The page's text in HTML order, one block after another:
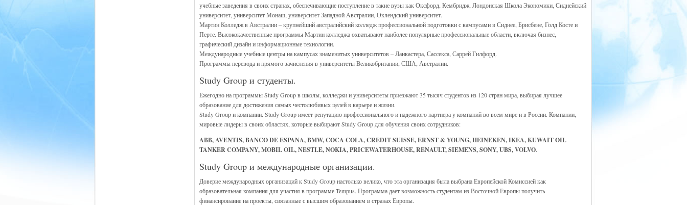
учебные заведения в своих странах, обеспечивающие поступление в такие вузы как Оксфорд, Кембридж, Лондонская Школа Экономики, Сиднейский
университет, университет Монаш, университет Западной Австралии, Оклендский университет.
Мартин Колледж в Австралии – крупнейший австралийский колледж профессиональной подготовки с кампусами в Сиднее, Брисбене, Голд Косте и
Перте. Высококачественные программы Мартин колледжа охватывают наиболее популярные профессиональные области, включая бизнес,
графический дизайн и информационные технологии.
Международные учебные центры на кампусах знаменитых университетов – Ланкастера, Сассекса, Саррей Гилфорд.
Программы перевода и прямого зачисления в университеты Великобритании, США, Австралии.
Study Group и студенты.
Ежегодно на программы Study Group в школы, колледжи и университеты приезжают 35 тысяч студентов из 120 стран мира, выбирая лучшее
образование для достижения самых честолюбивых целей в карьере и жизни.
Study Group и компании. Study Group имеет репутацию профессионального и надежного партнера у компаний во всем мире и в России. Компании,
мировые лидеры в своих областях, которые выбирают Study Group для обучения своих сотрудников:
ABB, AVENTIS, BANCO DE ESPANA, BMW, COCA COLA, CREDIT SUISSE, ERNST & YOUNG, HEINEKEN, IKEA, KUWAIT OIL
TANKER COMPANY, MOBIL OIL, NESTLE, NOKIA, PRICEWATERHOUSE, RENAULT, SIEMENS, SONY, UBS, VOLVO.
Study Group и международные организации.
Доверие международных организаций к Study Group настолько велико, что эта организация была выбрана Европейской Комиссией как
образовательная компания для участия в программе Tempus. Программа дает возможность студентам из Восточной Европы получить
финансирование на проекты, связанные с высшим образованием в странах Европы.